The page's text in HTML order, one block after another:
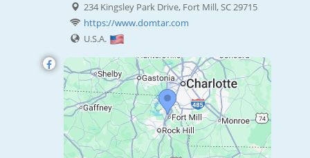
234 Kingsley Park Drive, Fort Mill, SC 29715
https://www.domtar.com
U.S.A.